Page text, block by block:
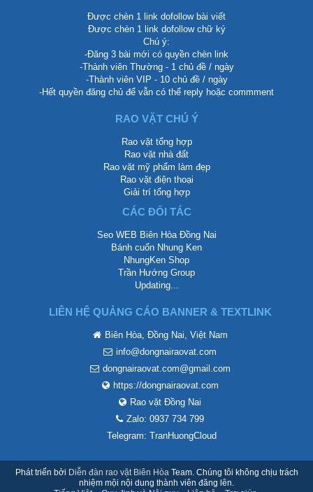
Được chèn 1 link dofollow bài viết
Được chèn 1 link dofollow chữ ký
Chú ý:
-Đăng 3 bài mới có quyền chèn link
-Thành viên Thường - 1 chủ đề / ngày
-Thành viên VIP - 10 chủ đề / ngày
-Hết quyền đăng chủ để vẫn có thể reply hoặc commment
RAO VẶT CHÚ Ý
Rao vặt tổng hợp
Rao vặt nhà đất
Rao vặt mỹ phẩm làm đẹp
Rao vặt điện thoại
Giải trí tổng hợp
CÁC ĐỐI TÁC
Seo WEB Biên Hòa Đồng Nai
Bánh cuốn Nhung Ken
NhungKen Shop
Trần Hướng Group
Updating...
LIÊN HỆ QUẢNG CÁO BANNER & TEXTLINK
Biên Hòa, Đồng Nai, Việt Nam
info@dongnairaovat.com
dongnairaovat.com@gmail.com
https://dongnairaovat.com
Rao vặt Đồng Nai
Zalo: 0937 734 799
Telegram: TranHuongCloud
Phát triển bởi Diễn đàn rao vặt Biên Hòa Team. Chúng tôi không chịu trách
nhiệm mội nội dung thành viên đăng lên.